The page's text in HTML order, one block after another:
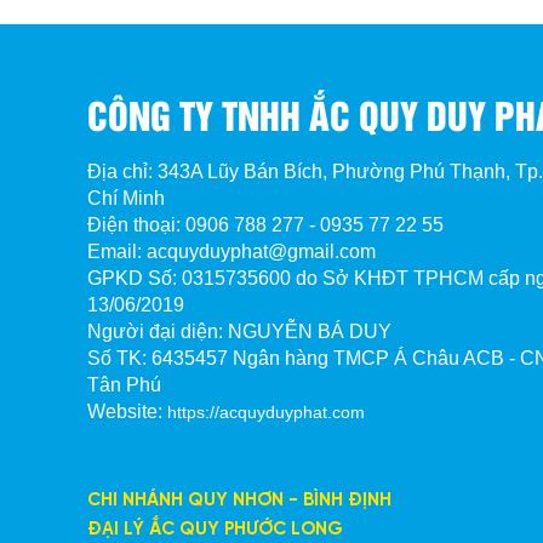
Ắc quy Duy Phát hỗ trợ thu mua
cả bình cũ bị hư, gãy cọc hay nứt bể.
Chúng tôi cam kết cung cấp ắc quy GS
xe máy của Yamaha, Honda, Suzuki,
lượng và dịch vụ uy tín tại TP.HCM.
Điều kiện bảo hành
Bình ắc quy được bảo hành 6 tháng kể
CÔNG TY TNHH ẮC QUY DUY
Địa chỉ: 343A Lũy Bán Bích, Phường Phú Thạnh,
Chí Minh
Điện thoại: 0906 788 277 - 0935 77 22 55
Email: acquyduyphat@gmail.com
GPKD Số: 0315735600 do Sở KHĐT TPHCM cấp
13/06/2019
Người đại diện: NGUYỄN BÁ DUY
Số TK: 6435457 Ngân hàng TMCP Á Châu ACB -
Tân Phú
Website: https://acquyduyphat.com
CHI NHÁNH QUY NHƠN - BÌNH ĐỊNH
ĐẠI LÝ ẮC QUY PHƯỚC LONG